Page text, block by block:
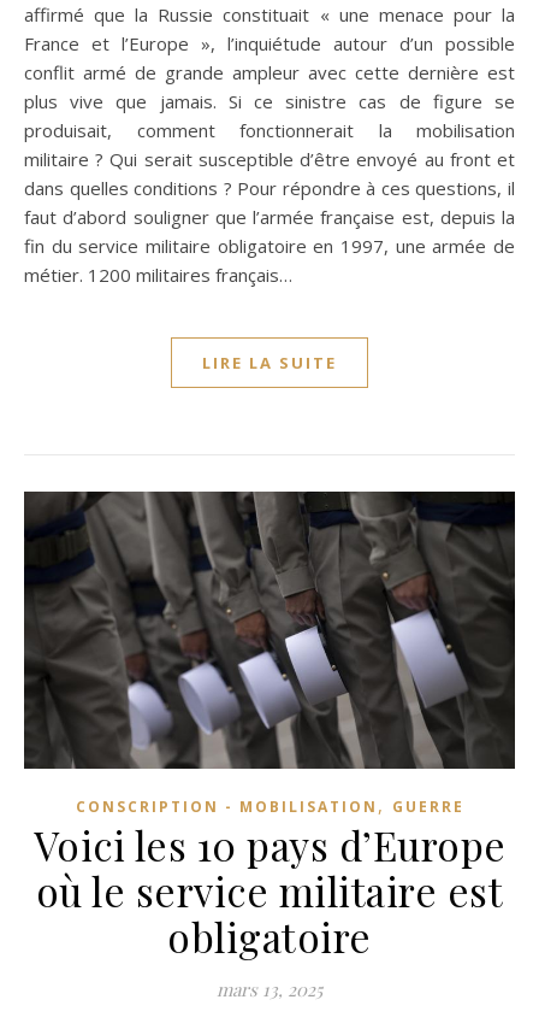
affirmé que la Russie constituait « une menace pour la
France et l’Europe », l’inquiétude autour d’un possible
conflit armé de grande ampleur avec cette dernière est
plus vive que jamais. Si ce sinistre cas de figure se
produisait, comment fonctionnerait la mobilisation
militaire ? Qui serait susceptible d’être envoyé au front et
dans quelles conditions ? Pour répondre à ces questions, il
faut d’abord souligner que l’armée française est, depuis la
fin du service militaire obligatoire en 1997, une armée de
métier. 1200 militaires français…
LIRE LA SUITE
CONSCRIPTION - MOBILISATION , GUERRE
Voici les 10 pays d’Europe
où le service militaire est
obligatoire
mars 13, 2025